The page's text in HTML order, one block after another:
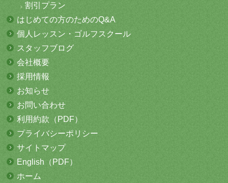
割引プラン
はじめての方のためのQ&A
個人レッスン・ ゴルフスクール
スタッフブログ
会社概要
採用情報
お知らせ
お問い合わせ
利用約款（PDF）
プライバシーポリシー
サイトマップ
English（PDF）
ホーム